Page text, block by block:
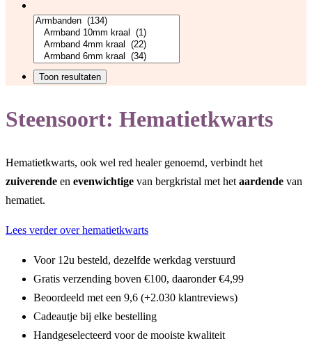
Steensoort: Hematietkwarts
Hematietkwarts, ook wel red healer genoemd, verbindt het
zuiverende en evenwichtige van bergkristal met het aardende van
hematiet.
Lees verder over hematietkwarts
Voor 12u besteld, dezelfde werkdag verstuurd
Gratis verzending boven €100, daaronder €4,99
Beoordeeld met een 9,6 (+2.030 klantreviews)
Cadeautje bij elke bestelling
Handgeselecteerd voor de mooiste kwaliteit